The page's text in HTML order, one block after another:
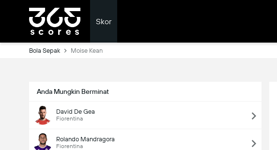
Skor
Bola Sepak Moise Kean
Anda Mungkin Berminat
David De Gea
Fiorentina
Rolando Mandragora
Fiorentina